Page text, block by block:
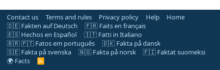
Contact us Terms and rules Privacy policy Help
Home
🇩🇪 Fakten auf Deutsch
🇫🇷 Faits en français
🇪🇸 Hechos en Español
🇮🇹 Fatti in Italiano
🇧🇷 🇵🇹 Fatos em português
🇩🇰 Fakta på dansk
🇸🇪 Fakta på svenska
🇳🇴 Fakta på norsk
🇫🇮 Faktat suomeksi
🌍 Facts
R